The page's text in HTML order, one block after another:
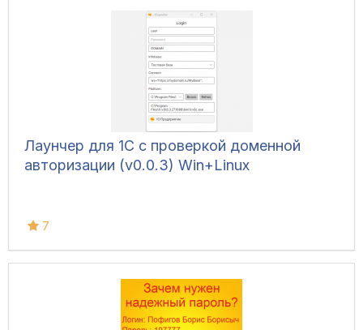
Лаунчер для 1C с проверкой доменной
авторизации (v0.0.3) Win+Linux
7